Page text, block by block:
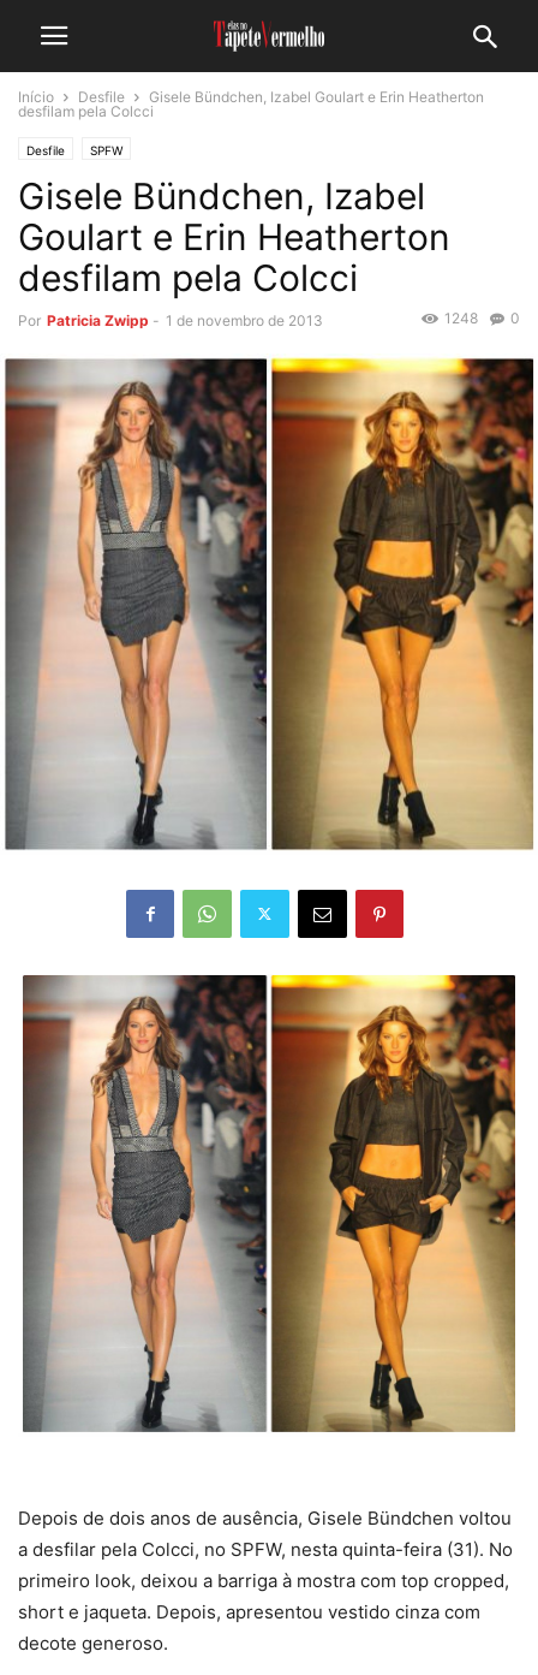
Início Desfile
Gisele Bündchen, Izabel Goulart e Erin Heatherton
desfilam pela Colcci
Desfile SPFW
Gisele Bündchen, Izabel
Goulart e Erin Heatherton
desfilam pela Colcci
Por Patricia Zwipp - 1 de novembro de 2013 0
1248
Depois de dois anos de ausência, Gisele Bündchen voltou
a desfilar pela Colcci, no SPFW, nesta quinta-feira (31). No
primeiro look, deixou a barriga à mostra com top cropped,
short e jaqueta. Depois, apresentou vestido cinza com
decote generoso.